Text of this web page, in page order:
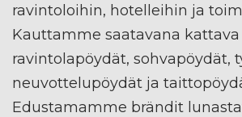
ravintoloihin, hotelleihin ja
Kauttamme saatavana
ravintolapöydät, sohvapöydät,
neuvottelupöydät ja
Edustamamme brändit